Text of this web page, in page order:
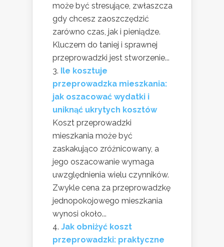
może być stresujące, zwłaszcza
gdy chcesz zaoszczędzić
zarówno czas, jak i pieniądze.
Kluczem do taniej i sprawnej
przeprowadzki jest stworzenie...
Ile kosztuje
przeprowadzka mieszkania:
jak oszacować wydatki i
uniknąć ukrytych kosztów
Koszt przeprowadzki
mieszkania może być
zaskakująco zróżnicowany, a
jego oszacowanie wymaga
uwzględnienia wielu czynników.
Zwykle cena za przeprowadzkę
jednopokojowego mieszkania
wynosi około...
Jak obniżyć koszt
przeprowadzki: praktyczne